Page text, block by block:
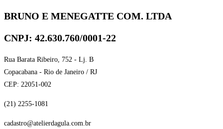
BRUNO E MENEGATTE COM. LTDA
CNPJ: 42.630.760/0001-22
Rua Barata Ribeiro, 752 - Lj. B
Copacabana - Rio de Janeiro / RJ
CEP: 22051-002
(21) 2255-1081
cadastro@atelierdagula.com.br